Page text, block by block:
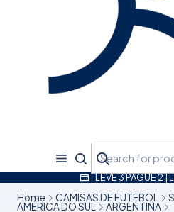
LEVE 3 PAGUE 2 |
Home CAMISAS DE FUTEBOL
AMÉRICA DO SUL ARGENTINA